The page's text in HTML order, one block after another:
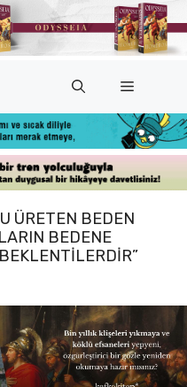
Menü
ÜRETEN BEDEN
BEDENE